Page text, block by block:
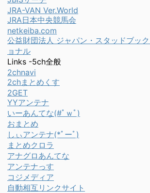
JRA-VAN Ver.World
JRA日本中央競馬会
netkeiba.com
公益財団法人 ジャパン・スタッドブッ
ョナル
Links -5ch全般
2chnavi
2chまとめくす
2GET
YYアンテナ
いーあんてな(#ﾟｗﾟ)
おまとめ
しぃアンテナ(*ﾟーﾟ)
まとめクロラ
アナグロあんてな
アンテナっす
コジメディア
自動相互リンクサイト